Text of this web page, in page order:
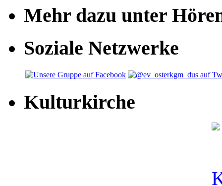
Mehr dazu unter
Soziale Netzwerke
Kulturkirche